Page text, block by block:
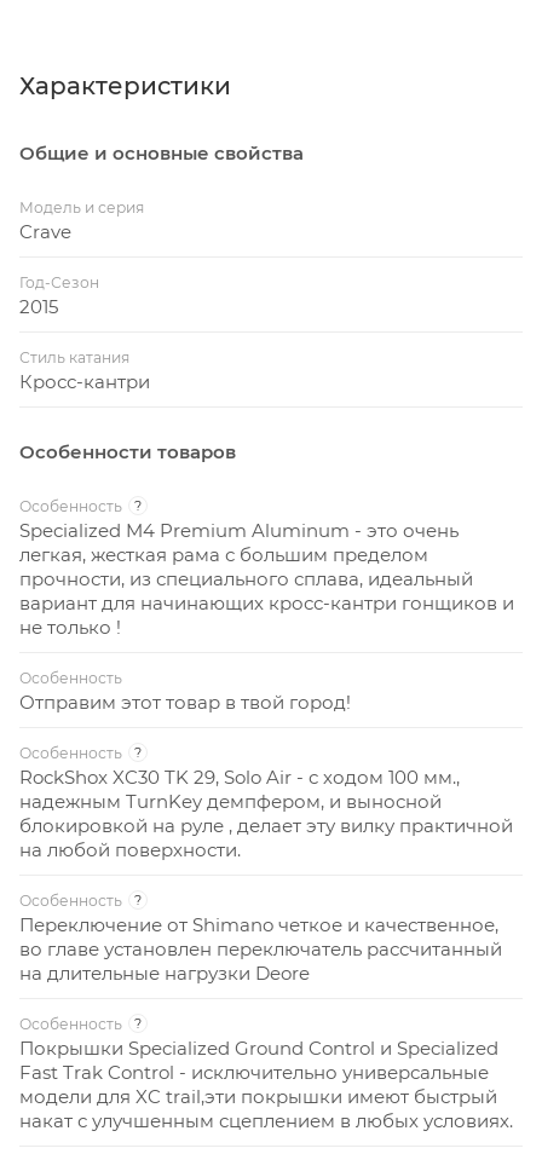
Характеристики
Общие и основные свойства
Модель и серия
Crave
Год-Сезон
2015
Стиль катания
Кросс-кантри
Особенности товаров
Особенность ?
Specialized M4 Premium Aluminum - это очень
легкая, жесткая рама с большим пределом
прочности, из специального сплава, идеальный
вариант для начинающих кросс-кантри гонщиков и
не только !
Особенность
Отправим этот товар в твой город!
Особенность ?
RockShox XC30 TK 29, Solo Air - с ходом 100 мм.,
надежным TurnKey демпфером, и выносной
блокировкой на руле , делает эту вилку практичной
на любой поверхности.
Особенность ?
Переключение от Shimano четкое и качественное,
во главе установлен переключатель рассчитанный
на длительные нагрузки Deore
Особенность ?
Покрышки Specialized Ground Control и Specialized
Fast Trak Control - исключительно универсальные
модели для XC trail,эти покрышки имеют быстрый
накат с улучшенным сцеплением в любых условиях.